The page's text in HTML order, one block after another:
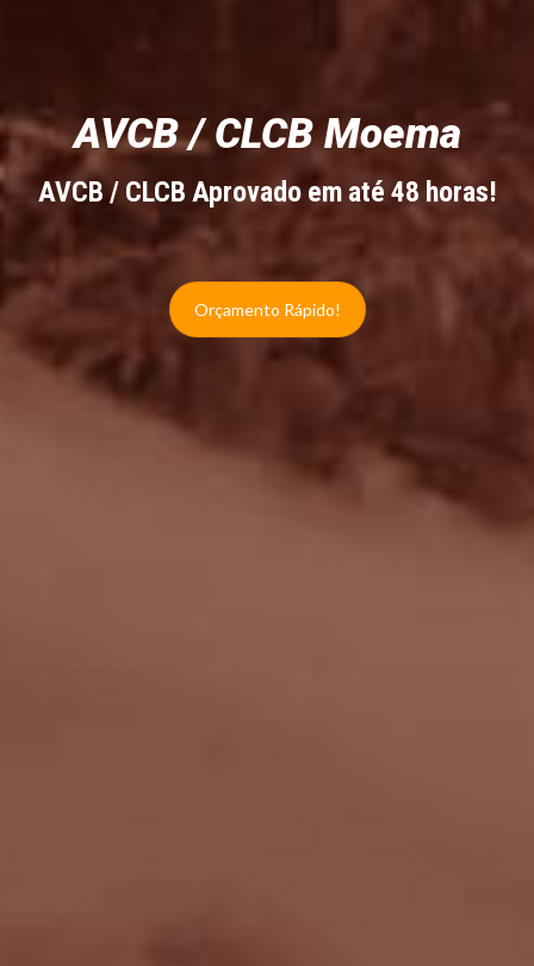
AVCB / CLCB Moema
AVCB / CLCB Aprovado em até 48 horas!
Orçamento Rápido!